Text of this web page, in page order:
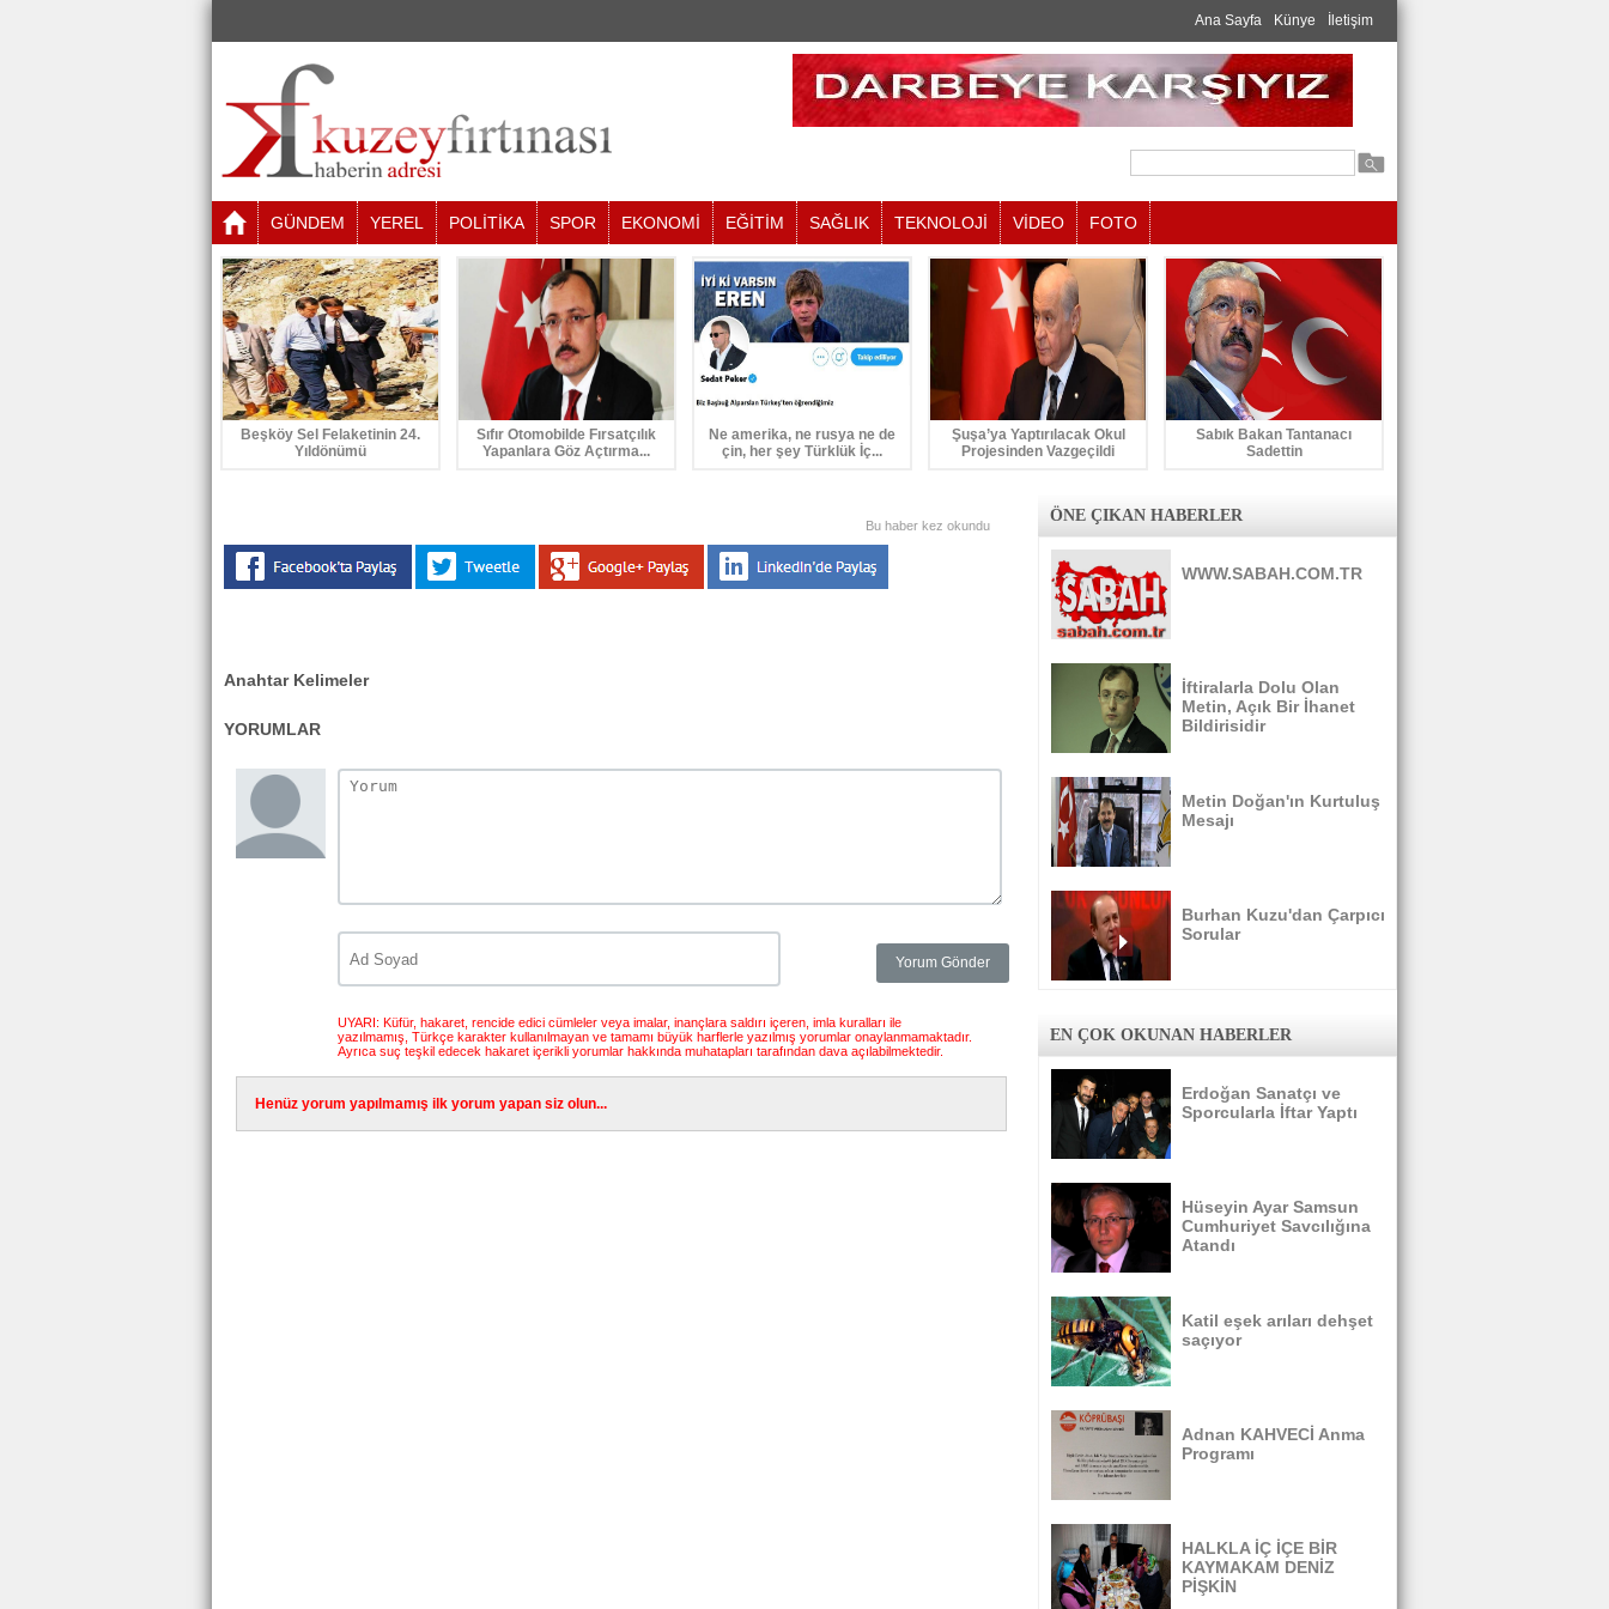
Ana Sayfa Künye İletişim
GÜNDEM YEREL POLİTİKA SPOR EKONOMİ EĞİTİM SAĞLIK TEKNOLOJİ VİDEO FOTO
Beşköy Sel Felaketinin 24.
Yıldönümü
Sıfır Otomobilde Fırsatçılık
Yapanlara Göz Açtırma...
Ne amerika, ne rusya ne de
çin, her şey Türklük İç...
Şuşa’ya Yaptırılacak Okul
Projesinden Vazgeçildi
Sabık Bakan Tantanacı
Sadettin
Bu haber kez okundu
Anahtar Kelimeler
YORUMLAR
UYARI: Küfür, hakaret, rencide edici cümleler veya imalar, inançlara saldırı içeren, imla kuralları ile
yazılmamış, Türkçe karakter kullanılmayan ve tamamı büyük harflerle yazılmış yorumlar onaylanmamaktadır.
Ayrıca suç teşkil edecek hakaret içerikli yorumlar hakkında muhatapları tarafından dava açılabilmektedir.
Henüz yorum yapılmamış ilk yorum yapan siz olun...
ÖNE ÇIKAN HABERLER
WWW.SABAH.COM.TR
İftiralarla Dolu Olan
Metin, Açık Bir İhanet
Bildirisidir
Metin Doğan'ın Kurtuluş
Mesajı
Burhan Kuzu'dan Çarpıcı
Sorular
EN ÇOK OKUNAN HABERLER
Erdoğan Sanatçı ve
Sporcularla İftar Yaptı
Hüseyin Ayar Samsun
Cumhuriyet Savcılığına
Atandı
Katil eşek arıları dehşet
saçıyor
Adnan KAHVECİ Anma
Programı
HALKLA İÇ İÇE BİR
KAYMAKAM DENİZ
PİŞKİN